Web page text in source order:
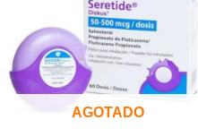
AGOTADO